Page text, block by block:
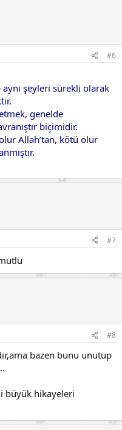
#6
aynı şeyleri sürekli olarak
genelde
biçimidir.
Allah’tan, kötü olur
#7
#8
bazen bunu unutup
büyük hikayeleri